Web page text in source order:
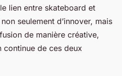
lien entre skateboard et
seulement d’innover, mais
de manière créative,
continue de ces deux